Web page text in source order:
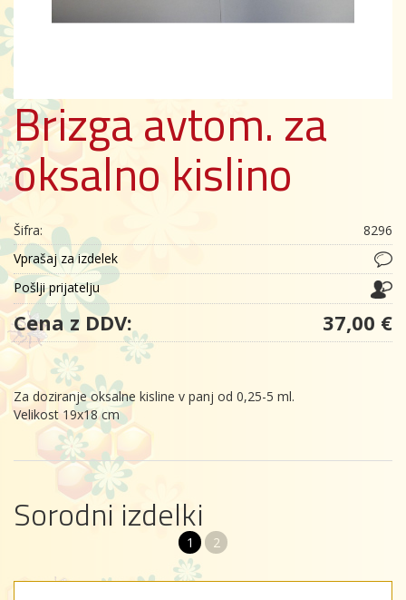
Brizga avtom. za
oksalno kislino
Šifra:
8296
Vprašaj za izdelek
Pošlji prijatelju
Cena z DDV: 37,00 €
Za doziranje oksalne kisline v panj od 0,25-5 ml.
Velikost 19x18 cm
Sorodni izdelki
1 2